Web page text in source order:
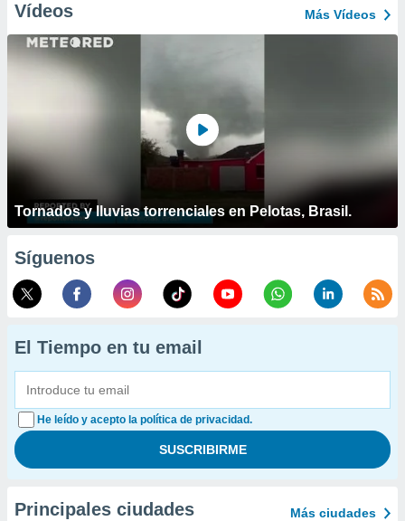
Vídeos Más Vídeos
Tornados y lluvias torrenciales en Pelotas, Brasil.
Síguenos
El Tiempo en tu email
He leído y acepto la política de privacidad.
Principales ciudades Más ciudades